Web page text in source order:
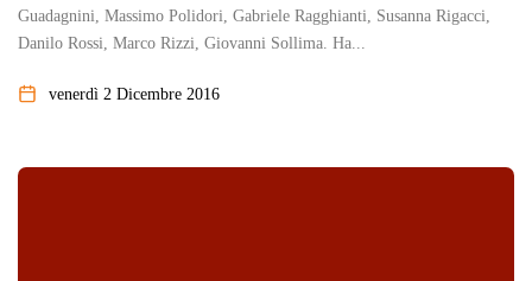
Guadagnini, Massimo Polidori, Gabriele Ragghianti, Susanna Rigacci,
Danilo Rossi, Marco Rizzi, Giovanni Sollima. Ha...
venerdì 2 Dicembre 2016